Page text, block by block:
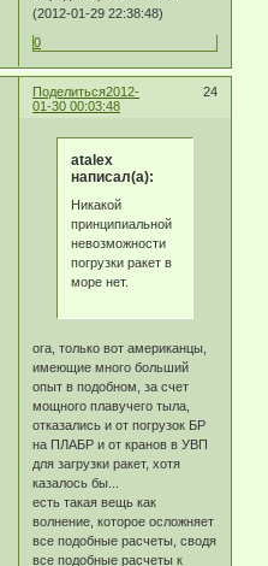
(2012-01-29 22:38:48)
0
Поделиться 24
2012-
01-30 00:03:48
atalex
написал(а):
Никакой
принципиальной
невозможности
погрузки ракет в
море нет.
ога, только вот американцы,
имеющие много больший
опыт в подобном, за счет
мощного плавучего тыла,
отказались и от погрузок БР
на ПЛАБР и от кранов в УВП
для загрузки ракет, хотя
казалось бы...
есть такая вещь как
волнение, которое осложняет
все подобные расчеты, сводя
все подобные расчеты к